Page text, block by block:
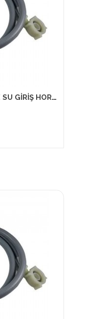
(2 m)ÇAMAŞIR MAKİNASI TEMİZ SU GİRİŞ HORTUM ( ELSE )